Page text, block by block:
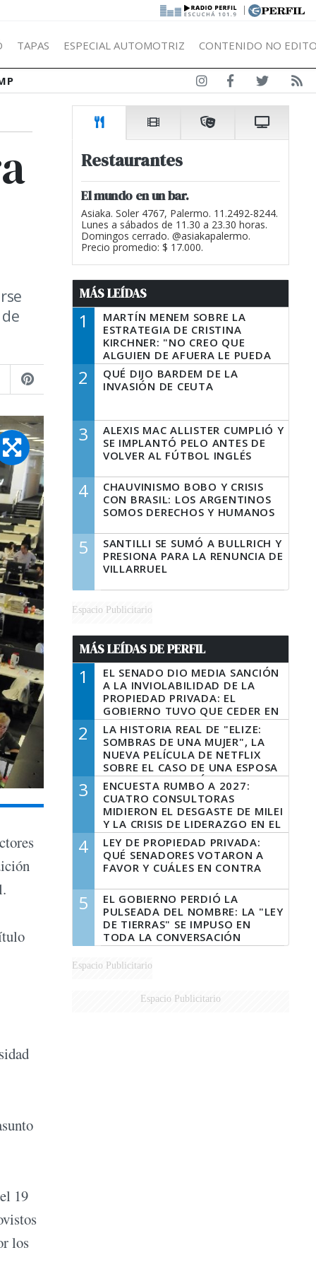
|
TAPAS ESPECIAL AUTOMOTRIZ CONTENIDO NO
19
los
Restaurantes
El mundo en un bar.
Asiaka. Soler 4767, Palermo. 11.2492-8244.
Lunes a sábados de 11.30 a 23.30 horas.
Domingos cerrado. @asiakapalermo.
Precio promedio: $ 17.000.
MÁS LEÍDAS
1
MARTÍN MENEM SOBRE LA
ESTRATEGIA DE CRISTINA
KIRCHNER: "NO CREO QUE
ALGUIEN DE AFUERA LE PUEDA
DECIR A LA JUSTICIA LO QUE
TIENE QUE HACER"
2
QUÉ DIJO BARDEM DE LA
INVASIÓN DE CEUTA
3
ALEXIS MAC ALLISTER CUMPLIÓ Y
SE IMPLANTÓ PELO ANTES DE
VOLVER AL FÚTBOL INGLÉS
4
CHAUVINISMO BOBO Y CRISIS
CON BRASIL: LOS ARGENTINOS
SOMOS DERECHOS Y HUMANOS
5
SANTILLI SE SUMÓ A BULLRICH Y
PRESIONA PARA LA RENUNCIA DE
VILLARRUEL
Espacio Publicitario
MÁS LEÍDAS DE PERFIL
1
EL SENADO DIO MEDIA SANCIÓN
A LA INVIOLABILIDAD DE LA
PROPIEDAD PRIVADA: EL
GOBIERNO TUVO QUE CEDER EN
LA LEY DEL MANEJO DEL FUEGO
2
LA HISTORIA REAL DE "ELIZE:
SOMBRAS DE UNA MUJER", LA
NUEVA PELÍCULA DE NETFLIX
SOBRE EL CASO DE UNA ESPOSA
QUE DESCUARTIZÓ A SU
MARIDO
3
ENCUESTA RUMBO A 2027:
CUATRO CONSULTORAS
MIDIERON EL DESGASTE DE MILEI
Y LA CRISIS DE LIDERAZGO EN EL
PERONISMO
4
LEY DE PROPIEDAD PRIVADA:
QUÉ SENADORES VOTARON A
FAVOR Y CUÁLES EN CONTRA
5
EL GOBIERNO PERDIÓ LA
PULSEADA DEL NOMBRE: LA "LEY
DE TIERRAS" SE IMPUSO EN
TODA LA CONVERSACIÓN
DIGITAL
Espacio Publicitario
Espacio Publicitario